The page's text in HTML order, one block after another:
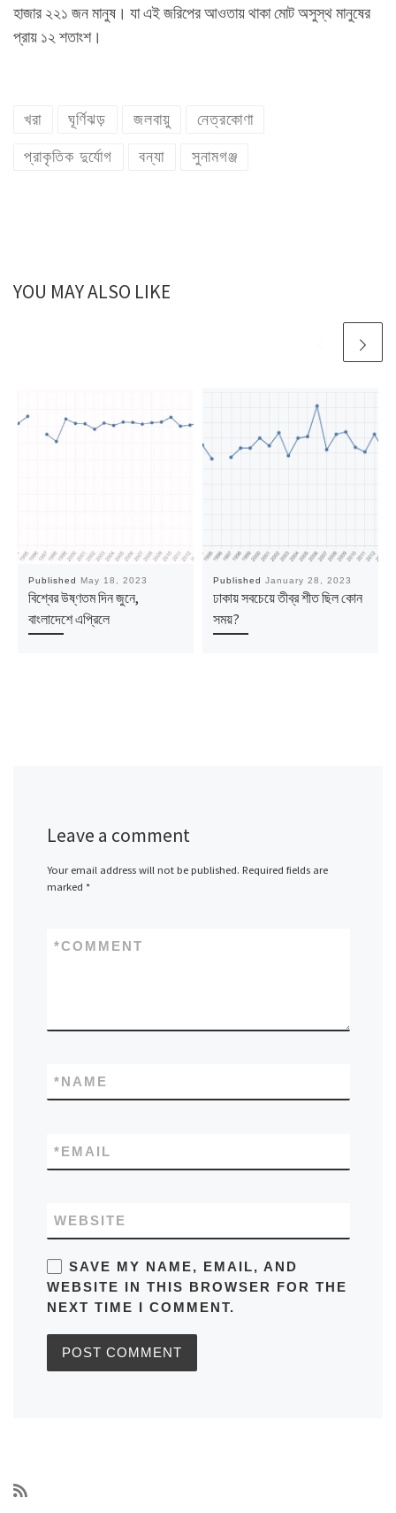
হাজার ২২১ জন মানুষ। যা এই জরিপের আওতায় থাকা মোট অসুস্থ মানুষের
প্রায় ১২ শতাংশ।
খরা ঘূর্ণিঝড় জলবায়ু নেত্রকোণা
প্রাকৃতিক দুর্যোগ বন্যা সুনামগঞ্জ
YOU MAY ALSO LIKE
Published May 18, 2023
বিশ্বের উষ্ণতম দিন জুনে,
বাংলাদেশে এপ্রিলে
Published January 28, 2023
ঢাকায় সবচেয়ে তীব্র শীত ছিল কোন
সময়?
Leave a comment
Your email address will not be published. Required fields are
marked *
COMMENT
*
NAME
*
EMAIL
*
WEBSITE
SAVE MY NAME, EMAIL, AND
WEBSITE IN THIS BROWSER FOR THE
NEXT TIME I COMMENT.